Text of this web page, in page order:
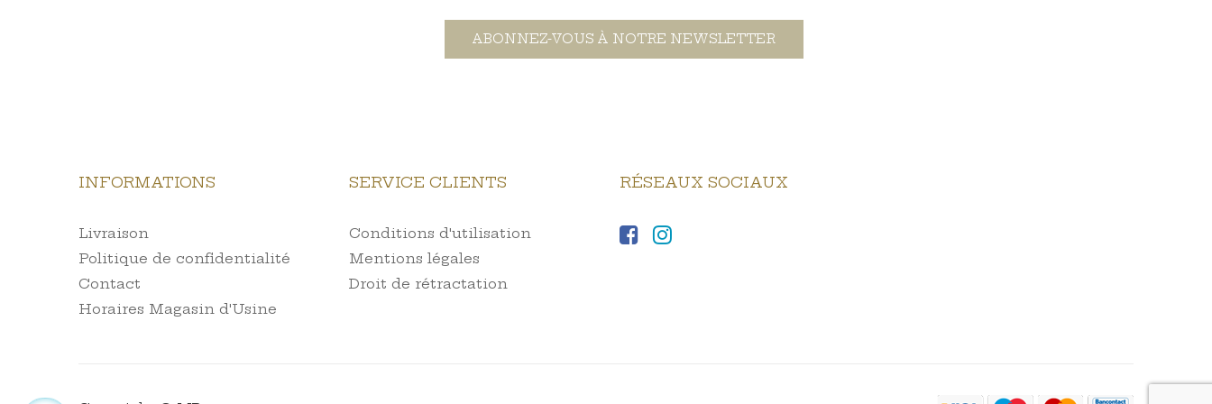
ABONNEZ-VOUS À NOTRE NEWSLETTER
INFORMATIONS
Livraison
Politique de confidentialité
Contact
Horaires Magasin d'Usine
SERVICE CLIENTS
Conditions d'utilisation
Mentions légales
Droit de rétractation
RÉSEAUX SOCIAUX